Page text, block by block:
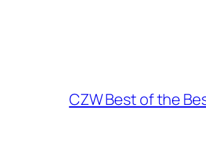
CZW Best of the